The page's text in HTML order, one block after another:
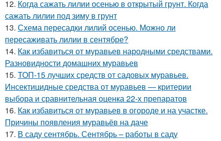
12. Когда сажать лилии осенью в открытый грунт. Когда
сажать лилии под зиму в грунт
13. Схема пересадки лилий осенью. Можно ли
пересаживать лилии в сентябре?
14. Как избавиться от муравьев народными средствами.
Разновидности домашних муравьев
15. ТОП-15 лучших средств от садовых муравьев.
Инсектицидные средства от муравьев — критерии
выбора и сравнительная оценка 22-х препаратов
16. Как избавиться от муравьев в огороде и на участке.
Причины появления муравьёв на даче
17. В саду сентябрь. Сентябрь – работы в саду